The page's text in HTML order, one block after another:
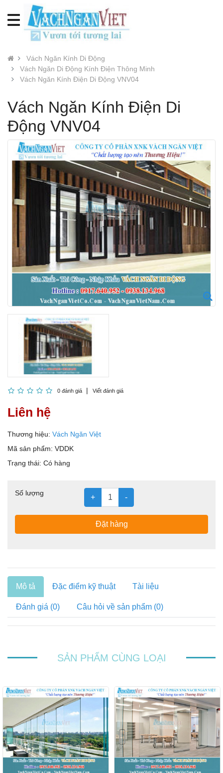
Vách Ngăn Kính Di Động
Vách Ngăn Di Động Kính Điện Thông Minh
Vách Ngăn Kính Điện Di Động VNV04
Vách Ngăn Kính Điện Di
Động VNV04
0 đánh giá Viết đánh giá
Liên hệ
Thương hiệu: Vách Ngăn Việt
Mã sản phẩm: VDDK
Trạng thái: Có hàng
Số lượng + -
Đặt hàng
Mô tả Đặc điểm kỹ thuật Tài liệu
Đánh giá (0) Câu hỏi về sản phẩm (0)
SẢN PHẨM CÙNG LOẠI